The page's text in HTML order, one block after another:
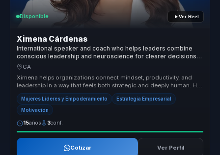
Disponible Ver Reel
Ximena Cárdenas
International speaker and coach who helps leaders combine
conscious leadership and neuroscience for clearer decisions
and sustainable performance.
CA
Ximena helps organizations connect mindset, productivity, and
leadership in a way that feels both strategic and deeply human. Her
session...
Mujeres Líderes y Empoderamiento Estrategia Empresarial
Motivación
15años 3conf.
Cotizar Ver Perfil